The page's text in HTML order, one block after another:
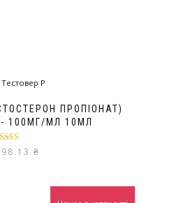
ПРОПІОНАТ)
- 100МГ/МЛ 10МЛ
Оцінено в
5.00 з 5 ₴